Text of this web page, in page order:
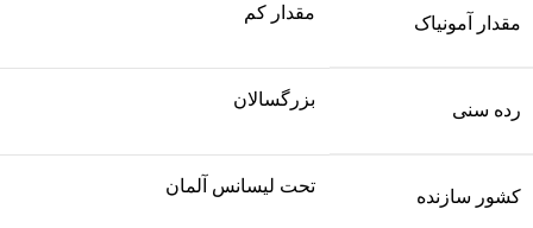
مقدار آمونیاک
مقدار کم
رده سنی
بزرگسالان
کشور سازنده
تحت لیسانس آلمان